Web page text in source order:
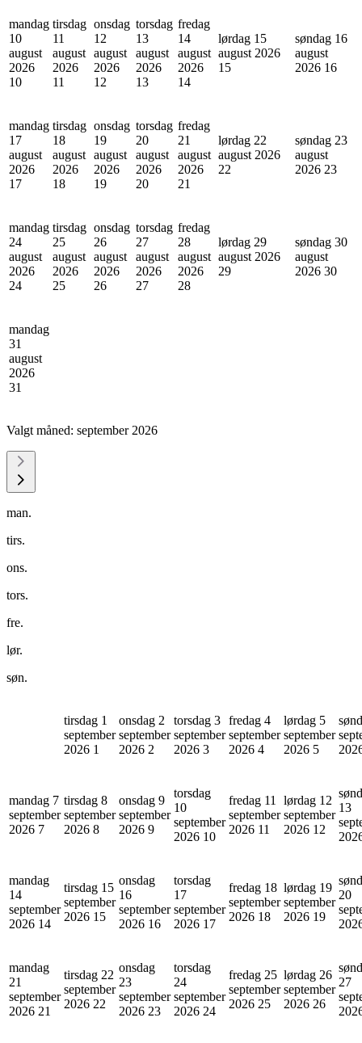
mandag
10
august
2026
10
tirsdag
11
august
2026
11
onsdag
12
august
2026
12
torsdag
13
august
2026
13
fredag
14
august
2026
14
lørdag 15
august 2026
15
søndag 16
august
2026 16
mandag
17
august
2026
17
tirsdag
18
august
2026
18
onsdag
19
august
2026
19
torsdag
20
august
2026
20
fredag
21
august
2026
21
lørdag 22
august 2026
22
søndag 23
august
2026 23
mandag
24
august
2026
24
tirsdag
25
august
2026
25
onsdag
26
august
2026
26
torsdag
27
august
2026
27
fredag
28
august
2026
28
lørdag 29
august 2026
29
søndag 30
august
2026 30
mandag
31
august
2026
31
Valgt måned: september 2026
man.
tirs.
ons.
tors.
fre.
lør.
søn.
tirsdag 1
september
2026 1
onsdag 2
september
2026 2
torsdag 3
september
2026 3
fredag 4
september
2026 4
lørdag 5
september
2026 5
mandag 7
september
2026 7
tirsdag 8
september
2026 8
onsdag 9
september
2026 9
torsdag
10
september
2026 10
fredag 11
september
2026 11
lørdag 12
september
2026 12
13
mandag
14
september
2026 14
tirsdag 15
september
2026 15
onsdag
16
september
2026 16
torsdag
17
september
2026 17
fredag 18
september
2026 18
lørdag 19
september
2026 19
20
mandag
21
september
2026 21
tirsdag 22
september
2026 22
onsdag
23
september
2026 23
torsdag
24
september
2026 24
fredag 25
september
2026 25
lørdag 26
september
2026 26
27